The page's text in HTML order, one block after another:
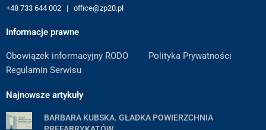
+48 733 644 002 | office@zp20.pl
Informacje prawne
Obowiązek informacyjny RODO
Polityka Prywatności
Regulamin Serwisu
Najnowsze artykuły
BARBARA KUBSKA. GŁADKA POWIERZCHNIA